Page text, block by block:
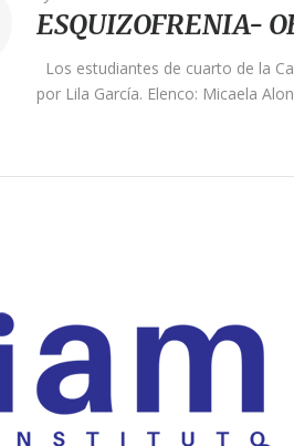
ESQUIZOFRENIA-
Los estudiantes de cuarto de la
por Lila García. Elenco: Micaela